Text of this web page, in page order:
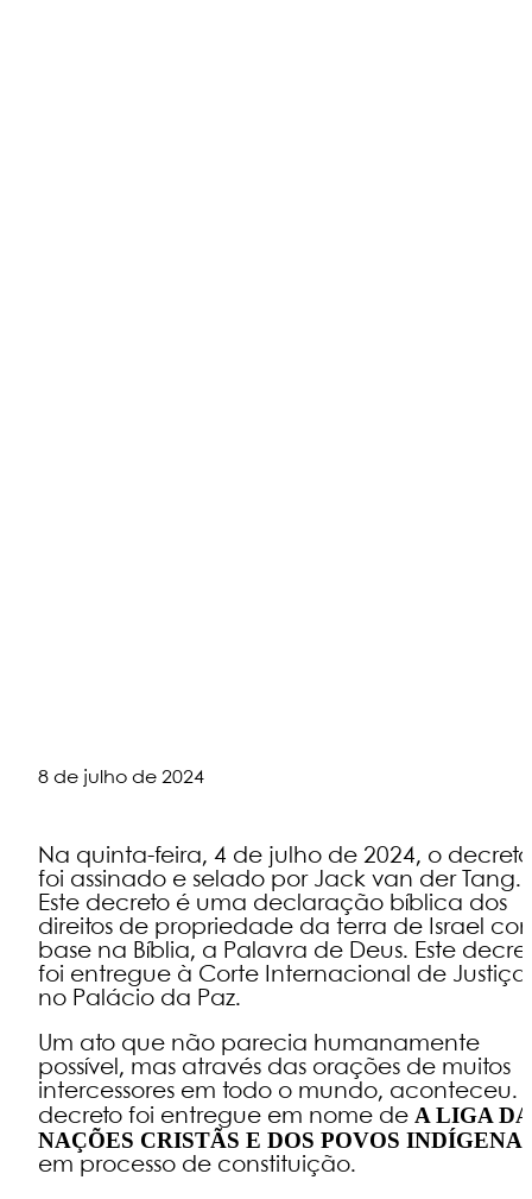
8 de julho de 2024
Na quinta-feira, 4 de julho de 2024, o decreto
foi assinado e selado por Jack van der Tang.
Este decreto é uma declaração bíblica dos
direitos de propriedade da terra de Israel
base na Bíblia, a Palavra de Deus. Este
foi entregue à Corte Internacional de Justiça
no Palácio da Paz.
Um ato que não parecia humanamente
possível, mas através das orações de muitos
intercessores em todo o mundo, aconteceu.
decreto foi entregue em nome deA LIGA
NAÇÕES CRISTÃS E DOS POVOS
em processo de constituição.